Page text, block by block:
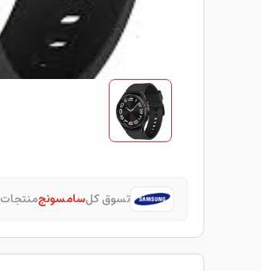
تسوق كلسامسونجمنتجات